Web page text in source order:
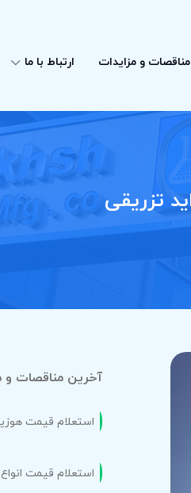
مناقصات و مزایدات ارتباط با ما
آخرین مناقصات و
استعلام قیمت
استعلام قیمت